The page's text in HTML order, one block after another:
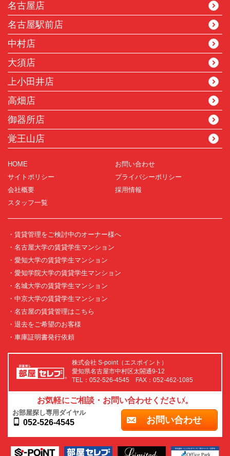
名古屋店
名古屋駅前店
中村店
大須店
上小田井店
高畑店
御器所店
覚王山店
HOME
お問い合わせ
サイトポリシー
プライバシーポリシー
会社概要
採用情報
スタッフ一覧
・賃貸管理をご検討中のオーナー様へ
・名古屋大学の賃貸学生マンション
・愛知大学の賃貸学生マンション
・愛知学院大学の賃貸学生マンション
・名城大学の賃貸学生マンション
・中京大学の賃貸学生マンション
・名古屋の賃貸管理はこちら
・退去をご希望のお客様
・車庫証明書発行依頼
株式会社 S-point（エスポイント）
愛知県名古屋市中村区太閤通9-12
TEL：052-526-4545 FAX：052-462-1085
お気軽にご相談・お問い合わせください。
お部屋探し専用ダイヤル
052-526-4545 お問い合わせ